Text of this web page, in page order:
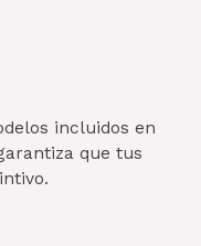
incluidos en
que tus